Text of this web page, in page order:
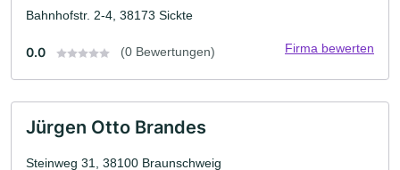
Bahnhofstr. 2-4, 38173 Sickte
0.0 (0 Bewertungen) Firma bewerten
Jürgen Otto Brandes
Steinweg 31, 38100 Braunschweig